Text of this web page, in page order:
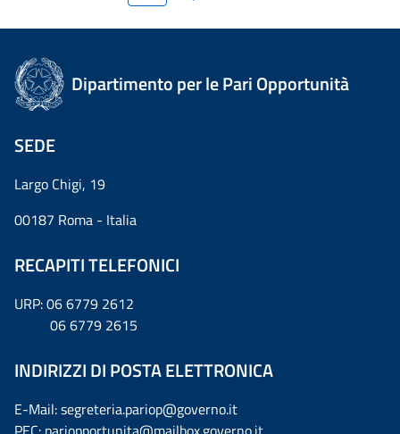
Dipartimento per le Pari Opportunità
SEDE
Largo Chigi, 19
00187 Roma - Italia
RECAPITI TELEFONICI
URP: 06 6779 2612
06 6779 2615
INDIRIZZI DI POSTA ELETTRONICA
E-Mail: segreteria.pariop@governo.it